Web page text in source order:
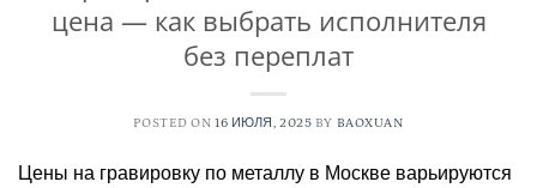
цена — как выбрать исполнителя
без переплат
POSTED ON16 ИЮЛЯ, 2025 BY BAOXUAN
Цены на гравировку по металлу в Москве варьируются